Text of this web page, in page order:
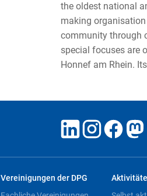
the oldest national
making
community through
special focuses are
Honnef am Rhein.
Vereinigungen der DPG